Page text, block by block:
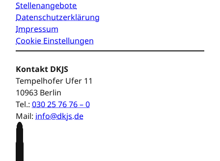
Stellenangebote
Datenschutzerklärung
Impressum
Cookie Einstellungen
Kontakt DKJS
Tempelhofer Ufer 11
10963 Berlin
Tel.: 030 25 76 76 – 0
Mail: info@dkjs.de